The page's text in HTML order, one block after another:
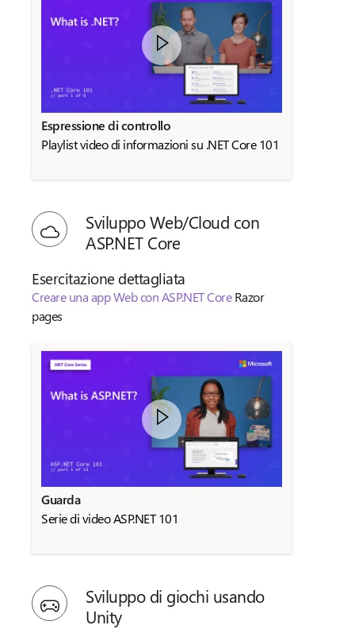
Espressione di controllo
Playlist video di informazioni su .NET Core 101
Sviluppo Web/Cloud con
ASP.NET Core
Guarda
Serie di video ASP.NET 101
Esercitazione dettagliata
Creare una app Web con ASP.NET CoreRazor
pages
Sviluppo di giochi usando
Unity